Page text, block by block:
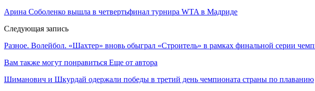
Арина Соболенко вышла в четвертьфинал турнира WTA в Мадриде
Следующая запись
Разное. Волейбол. «Шахтер» вновь обыграл «Строитель» в рамках финальной серии
Вам также могут понравиться Еще от автора
Шиманович и Шкурдай одержали победы в третий день чемпионата страны по плаванию